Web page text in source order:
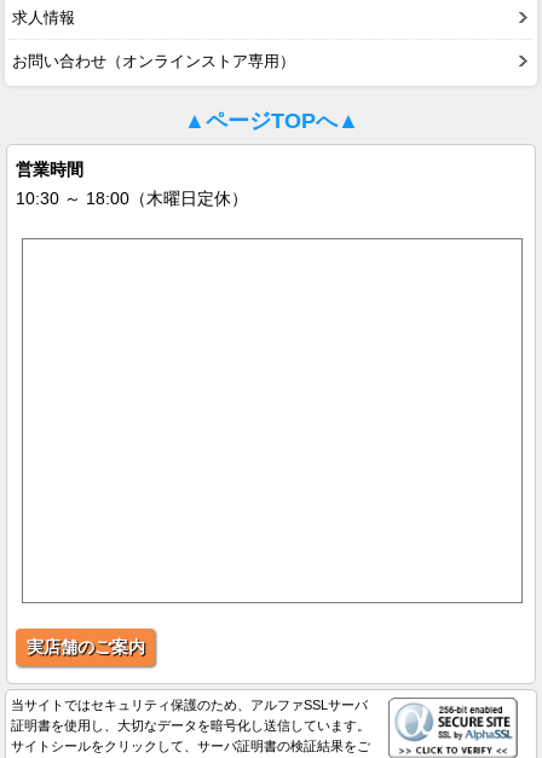
求人情報
お問い合わせ（オンラインストア専用）
▲ページTOPへ▲
営業時間
10:30 ～ 18:00（木曜日定休）
実店舗のご案内
当サイトではセキュリティ保護のため、アルファSSLサーバ
証明書を使用し、大切なデータを暗号化し送信しています。
サイトシールをクリックして、サーバ証明書の検証結果をご